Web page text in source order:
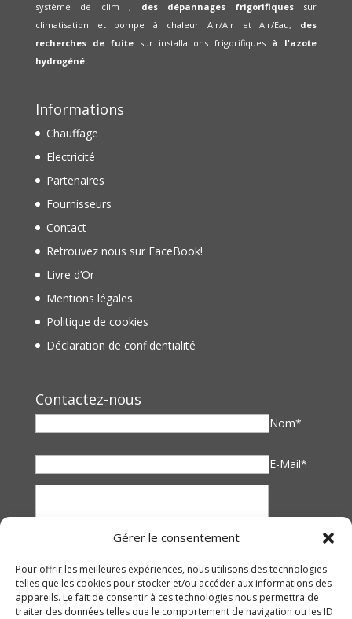
Gérer le consentement
Pour offrir les meilleures expériences, nous utilisons des technologies
telles que les cookies pour stocker et/ou accéder aux informations des
appareils. Le fait de consentir à ces technologies nous permettra de
traiter des données telles que le comportement de navigation ou les ID
système de clim , des dépannages frigorifiquessur
climatisation et pompe à chaleur Air/Air et Air/Eau, des
recherches de fuite sur installations frigorifiques à l'azote
hydrogéné.
Informations
Chauffage
Electricité
Partenaires
Fournisseurs
Contact
Retrouvez nous sur FaceBook!
Livre d’Or
Mentions légales
Politique de cookies
Déclaration de confidentialité
Contactez-nous
Nom*
E-Mail*